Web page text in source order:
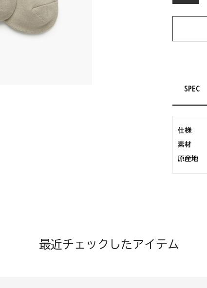
SPEC
仕様
素材
原産地
最近チェックしたアイテム